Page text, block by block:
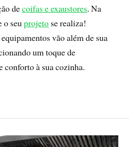
decoifas e exaustores. Na
o seuprojeto se realiza!
vão além de sua
um toque de
conforto à sua cozinha.